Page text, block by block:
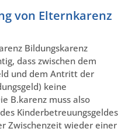
von Elternkarenz
Bildungskarenz
dass zwischen dem
und dem Antritt der
keine
B.karenz muss also
Kinderbetreuungsgeldes
Zwischenzeit wieder einer